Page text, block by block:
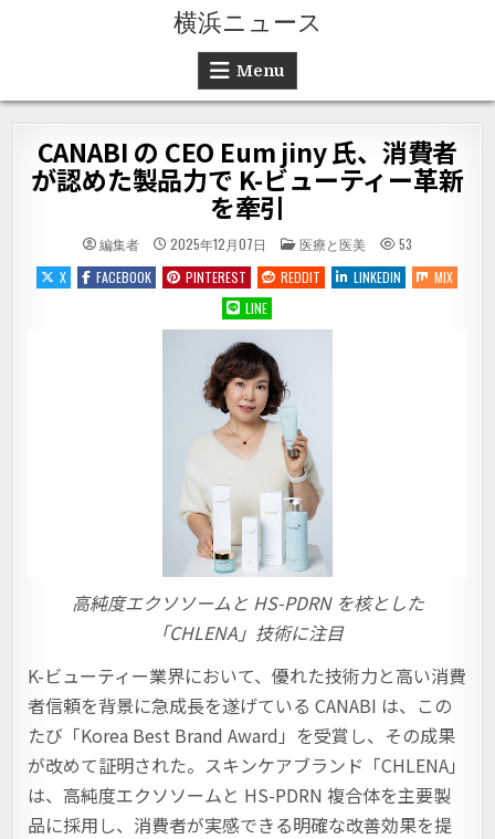
横浜ニュース
Menu
CANABI の CEO Eum jiny 氏、消費者
が認めた製品力で K-ビューティー革新
を牽引
編集者 2025年12月07日 POSTED IN
医療と医美
53
X
FACEBOOK PINTEREST REDDIT LINKEDIN
MIX
LINE
高純度エクソソームと HS-PDRN を核とした
「CHLENA」技術に注目
K-ビューティー業界において、優れた技術力と高い消費
者信頼を背景に急成長を遂げている CANABI は、この
たび「Korea Best Brand Award」を受賞し、その成果
が改めて証明された。スキンケアブランド「CHLENA」
は、高純度エクソソームと HS-PDRN 複合体を主要製
品に採用し、消費者が実感できる明確な改善効果を提